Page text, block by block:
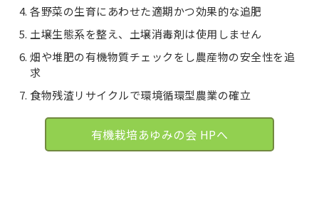
各野菜の生育にあわせた適期かつ効果的な追肥
土壌生態系を整え、土壌消毒剤は使用しません
畑や堆肥の有機物質チェックをし農産物の安全性を追
求
食物残渣リサイクルで環境循環型農業の確立
有機栽培あゆみの会 HPへ